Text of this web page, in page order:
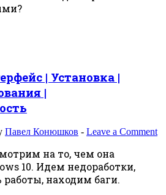
| Установка |
|
Павел Конюшков - Leave a Comment
на то, чем она
10. Идем недоработки,
работы, находим баги.